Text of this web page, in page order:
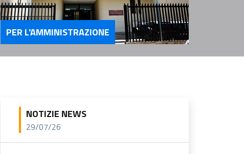
Servizi Per l'Amministrazione
PER L'AMMINISTRAZIONE
NOTIZIE NEWS
29/07/26